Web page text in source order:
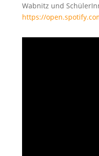
Wabnitz und
https://